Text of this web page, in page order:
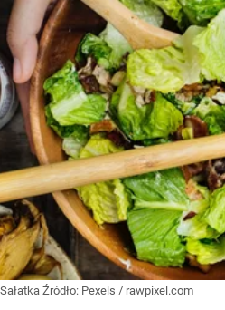
Sałatka Źródło: Pexels / rawpixel.com